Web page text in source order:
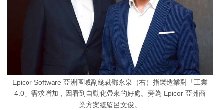
Epicor Software 亞洲區域副總裁鄧永泉（右）指製造業對「工業
4.0」需求增加，因看到自動化帶來的好處。旁為 Epicor 亞洲商
業方案總監呂文俊。